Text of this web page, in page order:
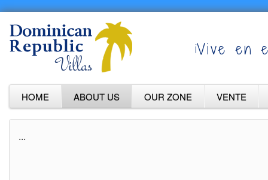
¡Vive en
HOME ABOUT US OUR ZONE VENTE
...